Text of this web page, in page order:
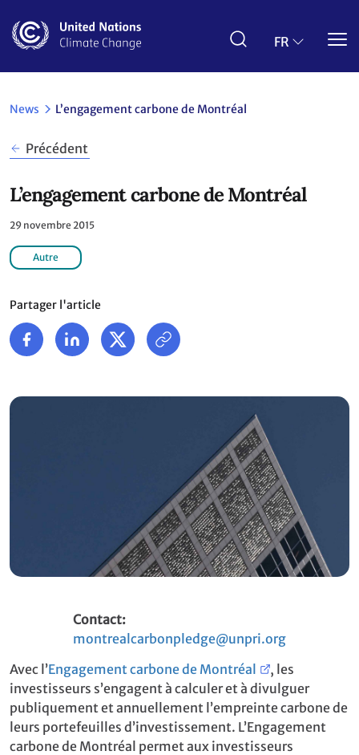
au
contenu
FR
News L’engagement carbone de Montréal
Précédent
L’engagement carbone de Montréal
29 novembre 2015
Autre
Partager l'article
Contact:
montrealcarbonpledge@unpri.org
Avec l’Engagement carbone de Montréal
, les
investisseurs s’engagent à calculer et à divulguer
publiquement et annuellement l’empreinte carbone de
leurs portefeuilles d’investissement. L’Engagement
carbone de Montréal permet aux investisseurs